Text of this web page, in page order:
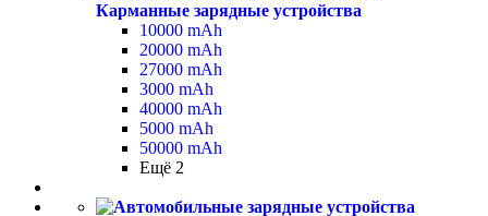
Карманные зарядные устройства
10000 mAh
20000 mAh
27000 mAh
3000 mAh
40000 mAh
5000 mAh
50000 mAh
Ещё 2